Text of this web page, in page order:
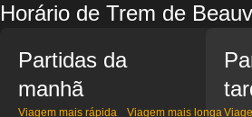
Horário de Trem de
Partidas da
manhã
Viagem mais rápida Viagem mais longa